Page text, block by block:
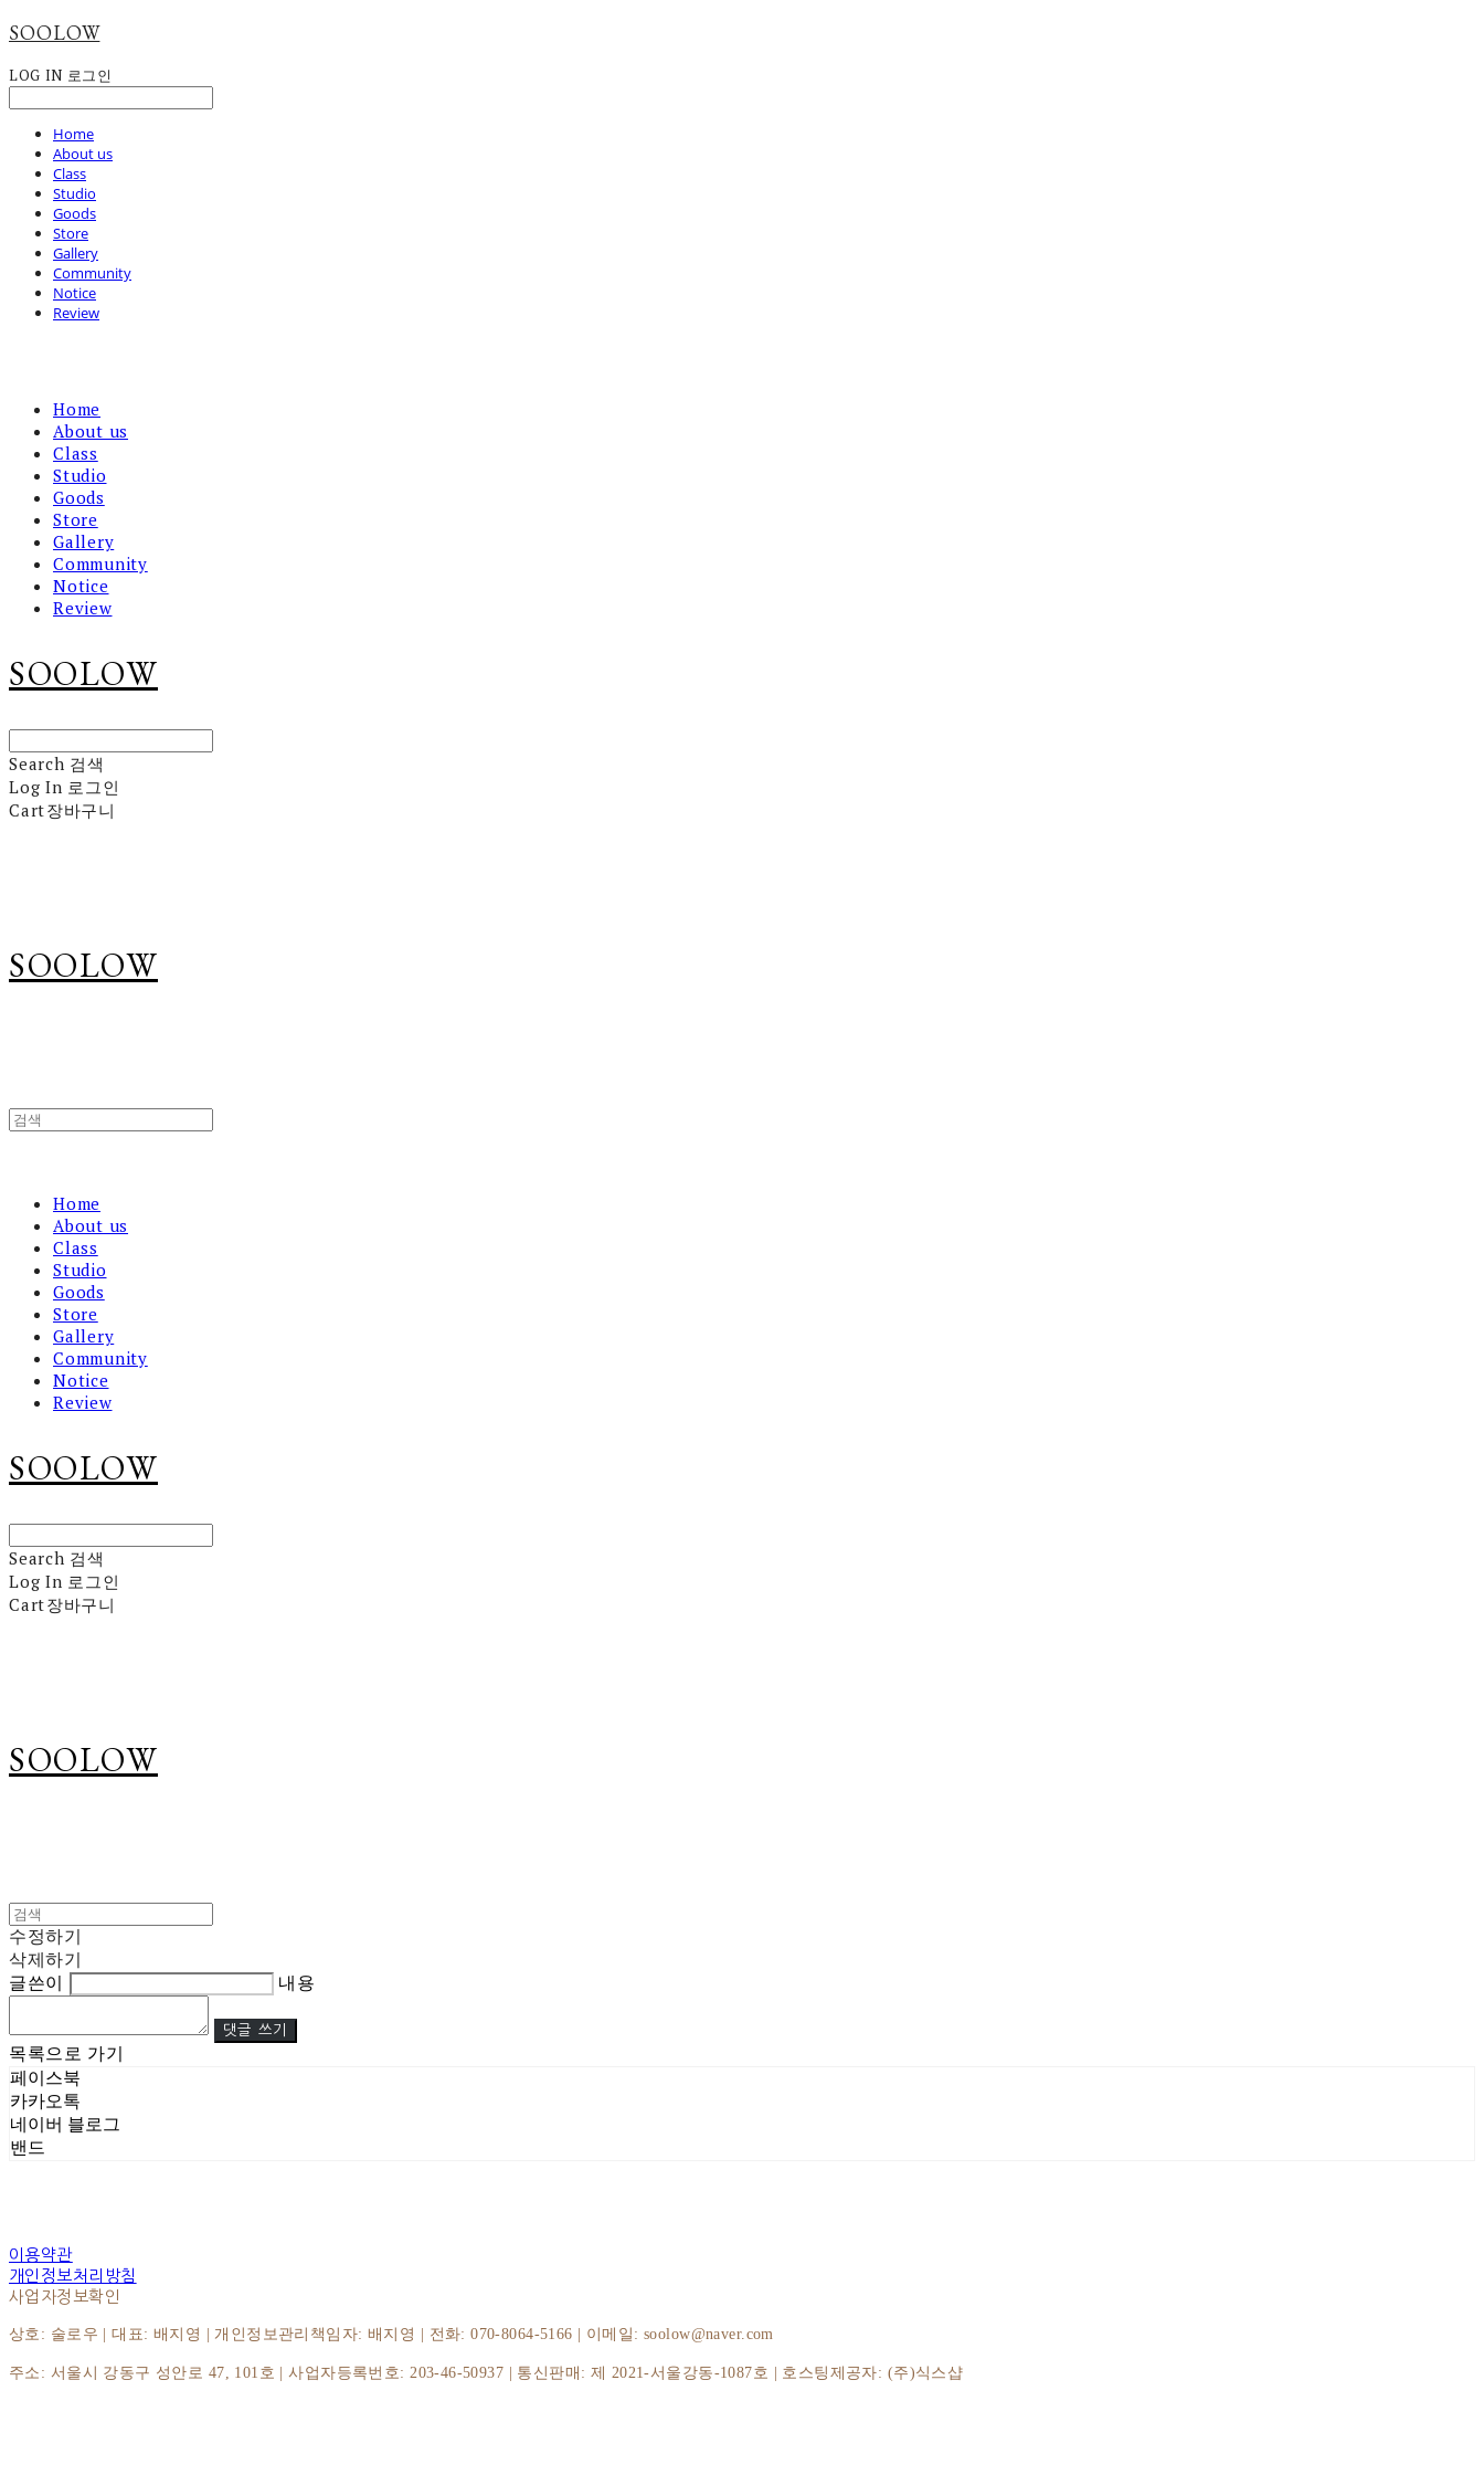
SOOLOW
LOG IN 로그인
Home
About us
Class
Studio
Goods
Store
Gallery
Community
Notice
Review
Home
About us
Class
Studio
Goods
Store
Gallery
Community
Notice
Review
SOOLOW
Search 검색
Log In 로그인
Cart장바구니
SOOLOW
Home
About us
Class
Studio
Goods
Store
Gallery
Community
Notice
Review
SOOLOW
Search 검색
Log In 로그인
Cart장바구니
SOOLOW
수정하기
삭제하기
글쓴이
내용
댓글 쓰기
목록으로 가기
페이스북
카카오톡
네이버 블로그
밴드
이용약관
개인정보처리방침
사업자정보확인
상호: 술로우 | 대표: 배지영 | 개인정보관리책임자: 배지영 | 전화: 070-8064-5166 | 이메일: soolow@naver.com
주소: 서울시 강동구 성안로 47, 101호 | 사업자등록번호:203-46-50937 | 통신판매: 제 2021-서울강동-1087호 | 호스팅제공자: (주)식스샵